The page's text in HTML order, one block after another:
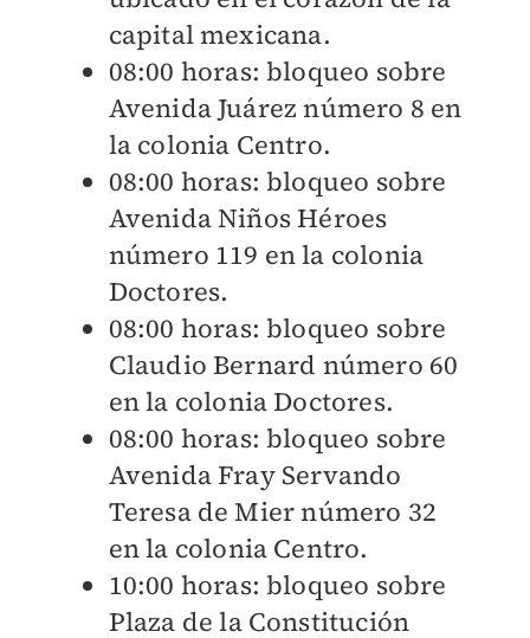
capital mexicana.
08:00 horas: bloqueo sobre
Avenida Juárez número 8 en
la colonia Centro.
08:00 horas: bloqueo sobre
Avenida Niños Héroes
número 119 en la colonia
Doctores.
08:00 horas: bloqueo sobre
Claudio Bernard número 60
en la colonia Doctores.
08:00 horas: bloqueo sobre
Avenida Fray Servando
Teresa de Mier número 32
en la colonia Centro.
10:00 horas: bloqueo sobre
Plaza de la Constitución